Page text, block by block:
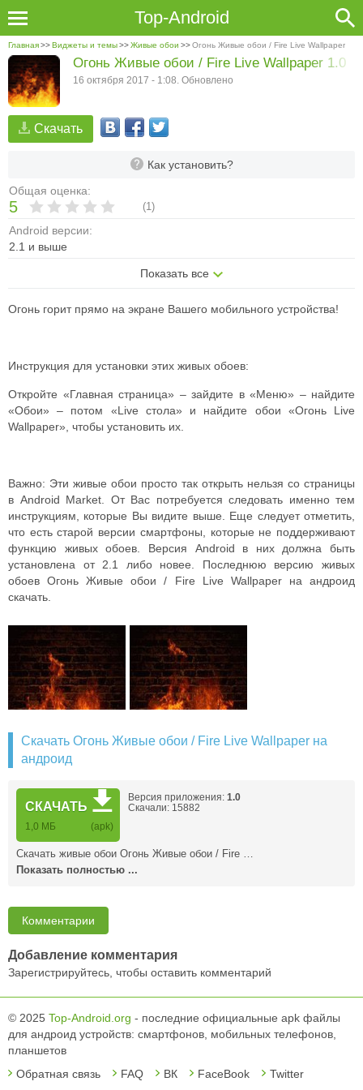
Top-Android
Главная>>Виджеты и темы>>Живые обои >>Огонь Живые обои / Fire Live Wallpaper
Скачать
Как установить?
Общая оценка:
5 (1)
Android версии:
2.1 и выше
Показать все
Огонь Живые обои / Fire Live Wallpaper 1.0
16 октября 2017 - 1:08. Обновлено
Огонь горит прямо на экране Вашего мобильного устройства!
Инструкция для установки этих живых обоев:
Откройте «Главная страница» – зайдите в «Меню» – найдите
«Обои» – потом «Live стола» и найдите обои «Огонь Live
Wallpaper», чтобы установить их.
Важно: Эти живые обои просто так открыть нельзя со страницы
в Android Market. От Вас потребуется следовать именно тем
инструкциям, которые Вы видите выше. Еще следует отметить,
что есть старой версии смартфоны, которые не поддерживают
функцию живых обоев. Версия Android в них должна быть
установлена от 2.1 либо новее. Последнюю версию живых
обоев Огонь Живые обои / Fire Live Wallpaper на андроид
скачать.
Скачать Огонь Живые обои / Fire Live Wallpaper на
андроид
СКАЧАТЬ
1,0 MБ (apk)
Версия приложения: 1.0
Скачали: 15882
Скачать живые обои Огонь Живые обои / Fire …
Показать полностью ...
Комментарии
Добавление комментария
Зарегистрируйтесь, чтобы оставить комментарий
© 2025 Top-Android.org - последние официальные apk файлы
для андроид устройств: смартфонов, мобильных телефонов,
планшетов
Обратная связь
FAQ ВК FaceBook Twitter